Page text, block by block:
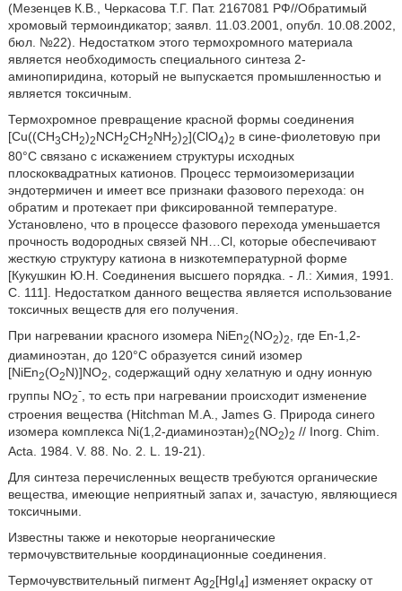
(Мезенцев К.В., Черкасова Т.Г. Пат. 2167081 РФ//Обратимый
хромовый термоиндикатор; заявл. 11.03.2001, опубл. 10.08.2002,
бюл. №22). Недостатком этого термохромного материала
является необходимость специального синтеза 2-
аминопиридина, который не выпускается промышленностью и
является токсичным.
Термохромное превращение красной формы соединения
[Cu((CH3CH2)2NCH2CH2NH2)2](ClO4)2 в сине-фиолетовую при
80°С связано с искажением структуры исходных
плоскоквадратных катионов. Процесс термоизомеризации
эндотермичен и имеет все признаки фазового перехода: он
обратим и протекает при фиксированной температуре.
Установлено, что в процессе фазового перехода уменьшается
прочность водородных связей NH…Cl, которые обеспечивают
жесткую структуру катиона в низкотемпературной форме
[Кукушкин Ю.Н. Соединения высшего порядка. - Л.: Химия, 1991.
С. 111]. Недостатком данного вещества является использование
токсичных веществ для его получения.
При нагревании красного изомера NiEn2(NO2)2
, где En-1,2-
диаминоэтан, до 120°С образуется синий изомер
[NiEn2(O2N)]NO2
, содержащий одну хелатную и одну ионную
группы NO2
-, то есть при нагревании происходит изменение
строения вещества (Hitchman М.А., James G. Природа синего
изомера комплекса Ni(1,2-диаминоэтан)2(NO2)2 // Inorg. Chim.
Acta. 1984. V. 88. No. 2. L. 19-21).
Для синтеза перечисленных веществ требуются органические
вещества, имеющие неприятный запах и, зачастую, являющиеся
токсичными.
Известны также и некоторые неорганические
термочувствительные координационные соединения.
Термочувствительный пигмент Ag2[HgI4] изменяет окраску от